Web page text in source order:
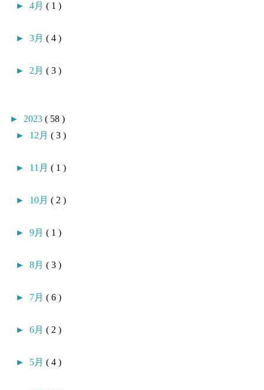
► 4月 ( 1 )
► 3月 ( 4 )
► 2月 ( 3 )
► 2023 ( 58 )
► 12月 ( 3 )
► 11月 ( 1 )
► 10月 ( 2 )
► 9月 ( 1 )
► 8月 ( 3 )
► 7月 ( 6 )
► 6月 ( 2 )
► 5月 ( 4 )